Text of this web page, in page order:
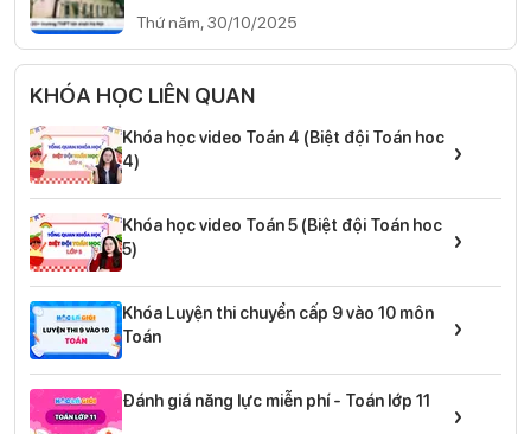
Thứ năm, 30/10/2025
KHÓA HỌC LIÊN QUAN
Khóa học video Toán 4 (Biệt đội Toán hoc
4)
›
Khóa học video Toán 5 (Biệt đội Toán hoc
5)
›
Khóa Luyện thi chuyển cấp 9 vào 10 môn
Toán
›
Đánh giá năng lực miễn phí - Toán lớp 11 ›